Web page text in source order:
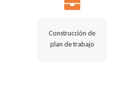
Construcción de
plan de trabajo